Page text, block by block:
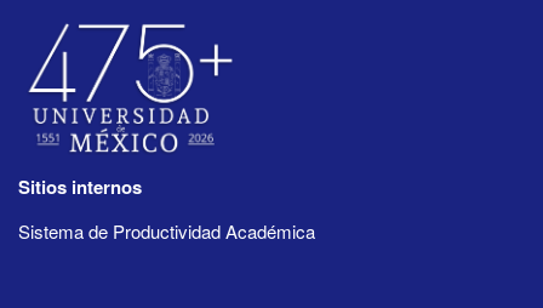
Sitios internos
Sistema de Productividad Académica